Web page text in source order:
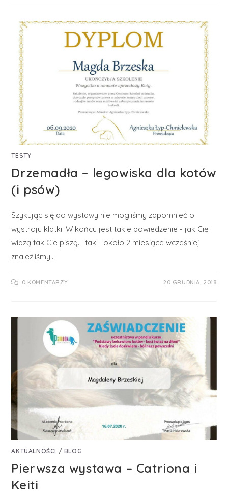
TESTY
Drzemadła – legowiska dla kotów
(i psów)
Szykując się do wystawy nie mogliśmy zapomnieć o
wystroju klatki. W końcu jest takie powiedzenie - jak Cię
widzą tak Cie piszą. I tak - około 2 miesiące wcześniej
znaleźliśmy…
0 KOMENTARZY 20 GRUDNIA, 2018
AKTUALNOŚCI / BLOG
Pierwsza wystawa – Catriona i
Keiti